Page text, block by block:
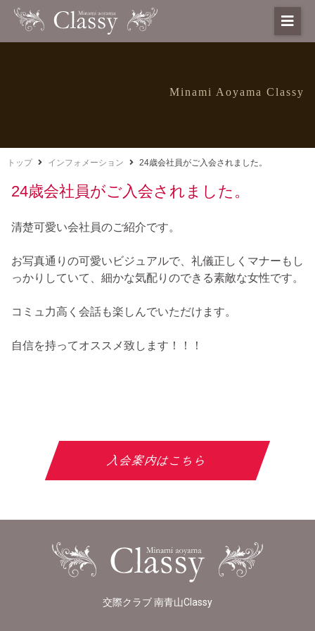
Minami Aoyama Classy
トップ インフォメーション 24歳会社員がご入会されました。
24歳会社員がご入会されました。
清楚可愛い会社員のご紹介です。
お写真通りの可愛いビジュアルで、礼儀正しくマナーもし
っかりしていて、細かな気配りのできる素敵な女性です。
コミュ力高く会話も楽しんでいただけます。
自信を持ってオススメ致します！！！
入会案内はこちら
交際クラブ 南青山Classy